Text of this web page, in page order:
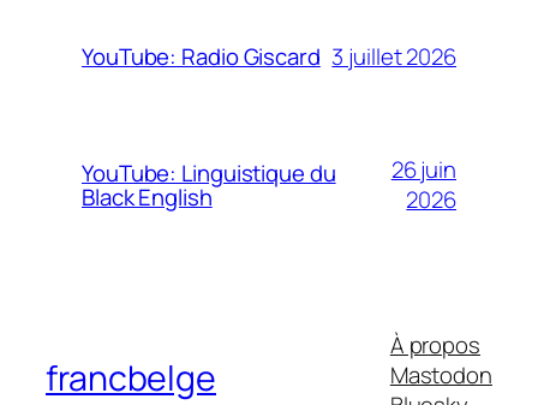
YouTube: Radio Giscard 3 juillet 2026
YouTube: Linguistique du
Black English
26 juin
2026
francbelge
À propos
Mastodon